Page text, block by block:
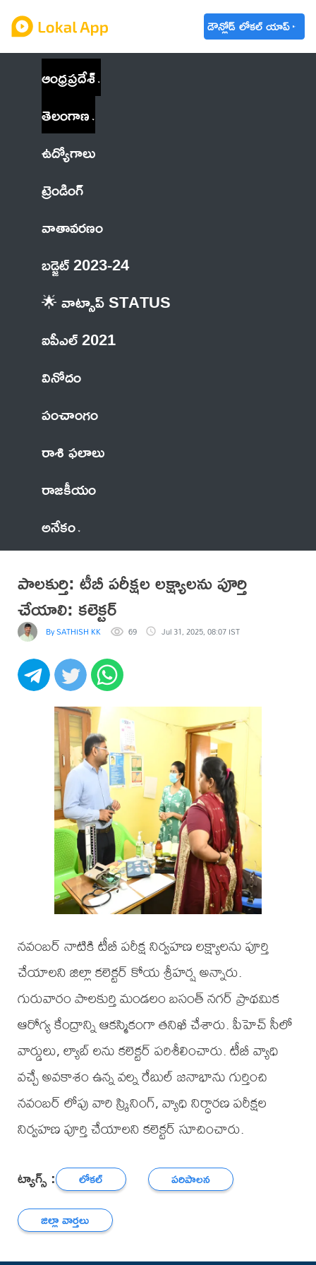
డౌన్లోడ్ లోకల్ యాప్
ఆంధ్రప్రదేశ్
తెలంగాణ
ఉద్యోగాలు
ట్రెండింగ్
వాతావరణం
బడ్జెట్ 2023-24
🌟 వాట్సాప్ STATUS
ఐపీఎల్ 2021
వినోదం
పంచాంగం
రాశి ఫలాలు
రాజకీయం
అనేకం
పాలకుర్తి: టీబీ పరీక్షల లక్ష్యాలను పూర్తి
చేయాలి: కలెక్టర్
By SATHISH KK 69 Jul 31, 2025, 08:07 IST
నవంబర్ నాటికి టీబీ పరీక్ష నిర్వహణ లక్ష్యాలను పూర్తి
చేయాలని జిల్లా కలెక్టర్ కోయ శ్రీహర్ష అన్నారు.
గురువారం పాలకుర్తి మండలం బసంత్ నగర్ ప్రాథమిక
ఆరోగ్య కేంద్రాన్ని ఆకస్మికంగా తనిఖీ చేశారు. పీహెచ్ సీలో
వార్డులు, ల్యాబ్ లను కలెక్టర్ పరిశీలించారు. టీబీ వ్యాధి
వచ్చే అవకాశం ఉన్న వల్న రేబుల్ జనాభాను గుర్తించి
నవంబర్ లోపు వారి స్క్రినింగ్, వ్యాధి నిర్ధారణ పరీక్షల
నిర్వహణ పూర్తి చేయాలని కలెక్టర్ సూచించారు.
ట్యాగ్స్ : లోకల్
పరిపాలన
జిల్లా వార్తలు